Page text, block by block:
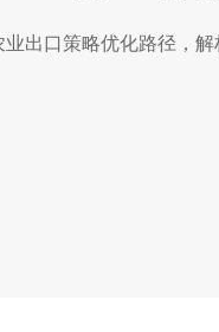
业出口策略优化路径，